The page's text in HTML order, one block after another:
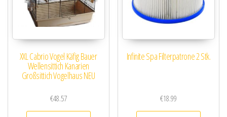
XXL Cabrio Vogel Käfig Bauer
Wellensittich Kanarien
Großsittich Vogelhaus NEU
€48.57
Infinite Spa Filterpatrone 2 Stk.
€18.99